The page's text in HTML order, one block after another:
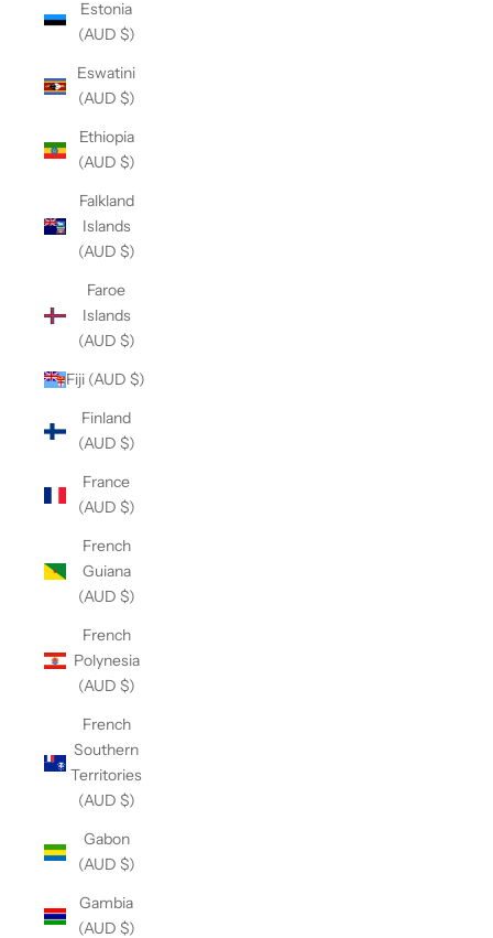
Estonia
(AUD $)
Eswatini
(AUD $)
Ethiopia
(AUD $)
Falkland
Islands
(AUD $)
Faroe
Islands
(AUD $)
Fiji (AUD $)
Finland
(AUD $)
France
(AUD $)
French
Guiana
(AUD $)
French
Polynesia
(AUD $)
French
Southern
Territories
(AUD $)
Gabon
(AUD $)
Gambia
(AUD $)